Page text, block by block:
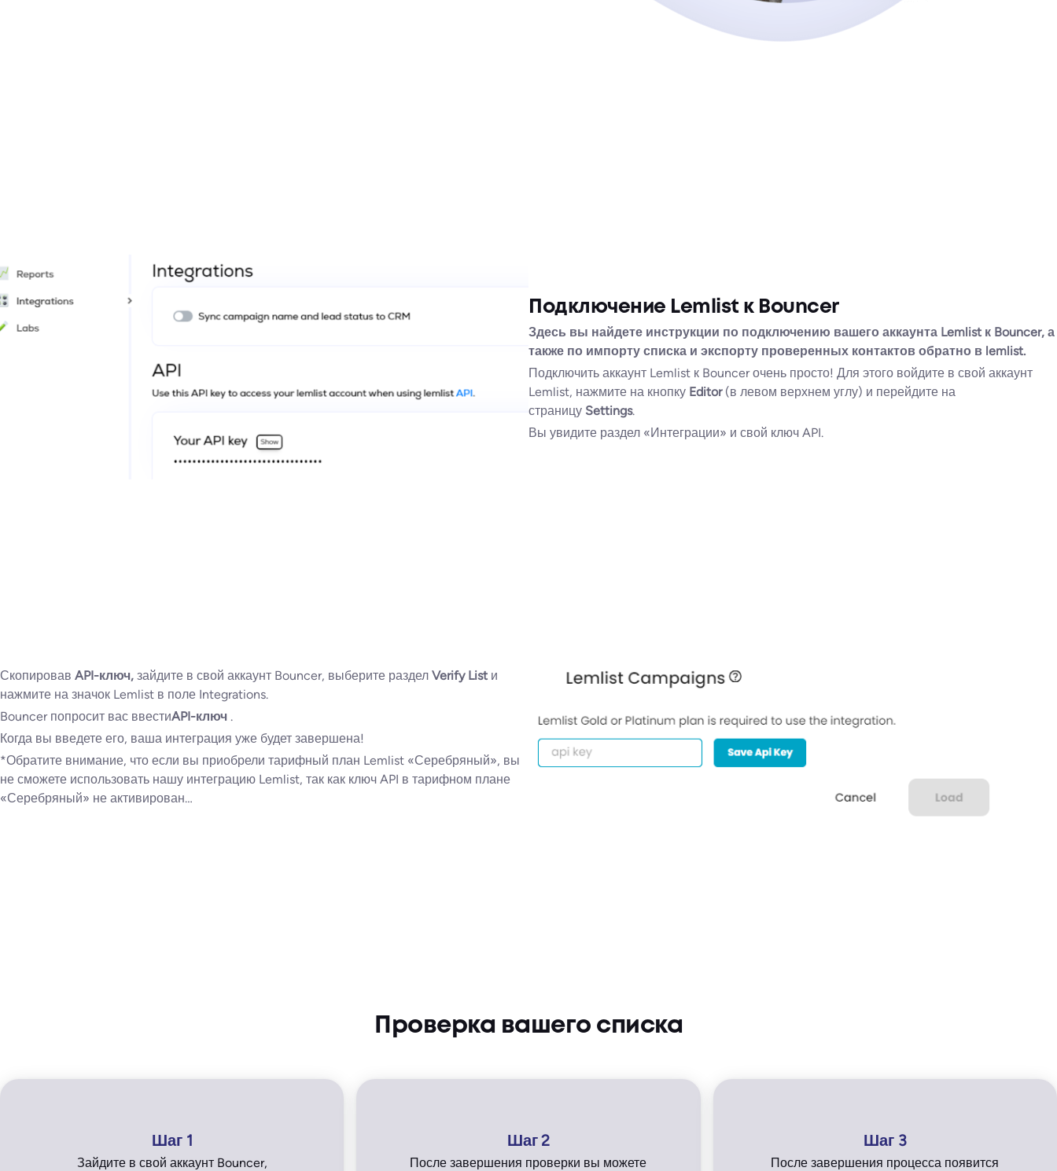
Подключение Lemlist к Bouncer
Здесь вы найдете инструкции по подключению вашего аккаунта Lemlist к Bouncer, а
также по импорту списка и экспорту проверенных контактов обратно в lemlist.
Подключить аккаунт Lemlist к Bouncer очень просто! Для этого войдите в свой аккаунт
Lemlist, нажмите на кнопку Editor (в левом верхнем углу) и перейдите на
страницу Settings.
Вы увидите раздел «Интеграции» и свой ключ API.
Скопировав API-ключ, зайдите в свой аккаунт Bouncer, выберите раздел Verify List и
нажмите на значок Lemlist в поле Integrations.
Bouncer попросит вас ввестиAPI-ключ .
Когда вы введете его, ваша интеграция уже будет завершена!
*Обратите внимание, что если вы приобрели тарифный план Lemlist «Серебряный», вы
не сможете использовать нашу интеграцию Lemlist, так как ключ API в тарифном плане
«Серебряный» не активирован…
Проверка вашего списка
Шаг 1
Зайдите в свой аккаунт Bouncer,
Шаг 2
После завершения проверки вы можете
Шаг 3
После завершения процесса появится